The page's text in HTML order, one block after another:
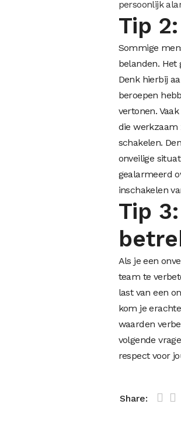
persoonlijk
Tip
Sommige
belanden.
Denk hierbij
beroepen
vertonen.
die werkzaam
schakelen.
onveilige
gealarmeerd
inschakelen
Tip
Als je een
team te
last van een
kom je
waarden
volgende
respect voor
Share: